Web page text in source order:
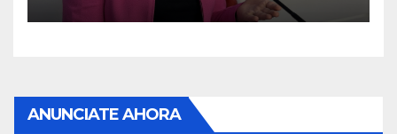
ANUNCIATE AHORA